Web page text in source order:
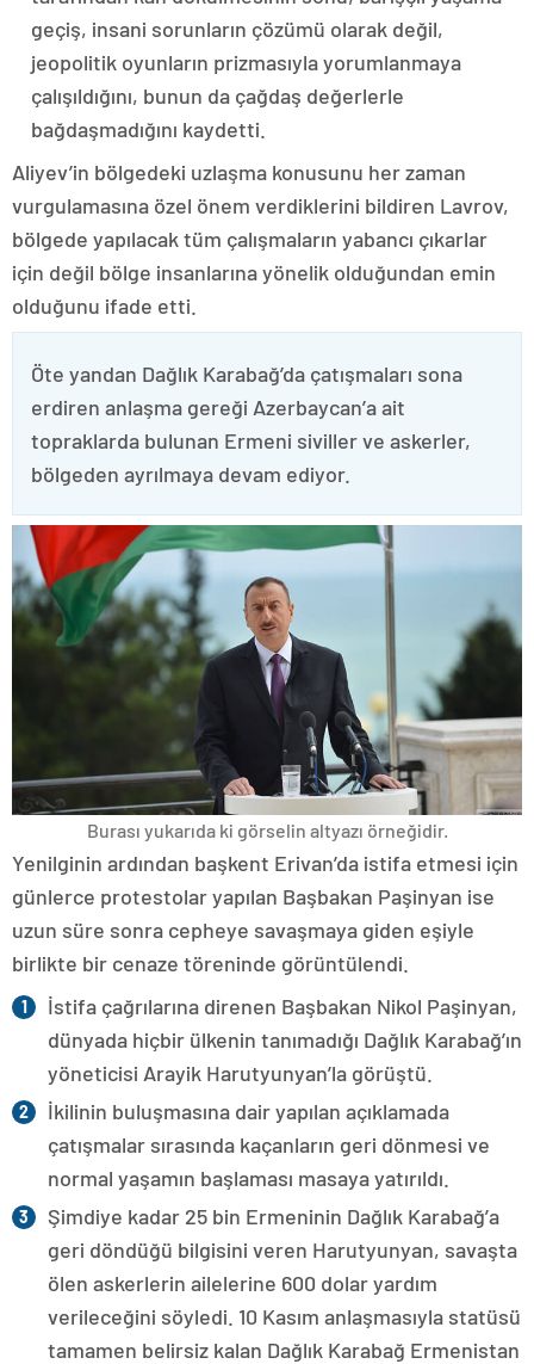
geçiş, insani sorunların çözümü olarak değil,
jeopolitik oyunların prizmasıyla yorumlanmaya
çalışıldığını, bunun da çağdaş değerlerle
bağdaşmadığını kaydetti.
Aliyev’in bölgedeki uzlaşma konusunu her zaman
vurgulamasına özel önem verdiklerini bildiren Lavrov,
bölgede yapılacak tüm çalışmaların yabancı çıkarlar
için değil bölge insanlarına yönelik olduğundan emin
olduğunu ifade etti.
Öte yandan Dağlık Karabağ’da çatışmaları sona
erdiren anlaşma gereği Azerbaycan’a ait
topraklarda bulunan Ermeni siviller ve askerler,
bölgeden ayrılmaya devam ediyor.
Burası yukarıda ki görselin altyazı örneğidir.
Yenilginin ardından başkent Erivan’da istifa etmesi için
günlerce protestolar yapılan Başbakan Paşinyan ise
uzun süre sonra cepheye savaşmaya giden eşiyle
birlikte bir cenaze töreninde görüntülendi.
İstifa çağrılarına direnen Başbakan Nikol Paşinyan,
dünyada hiçbir ülkenin tanımadığı Dağlık Karabağ’ın
yöneticisi Arayik Harutyunyan’la görüştü.
İkilinin buluşmasına dair yapılan açıklamada
çatışmalar sırasında kaçanların geri dönmesi ve
normal yaşamın başlaması masaya yatırıldı.
Şimdiye kadar 25 bin Ermeninin Dağlık Karabağ’a
geri döndüğü bilgisini veren Harutyunyan, savaşta
ölen askerlerin ailelerine 600 dolar yardım
verileceğini söyledi. 10 Kasım anlaşmasıyla statüsü
tamamen belirsiz kalan Dağlık Karabağ Ermenistan